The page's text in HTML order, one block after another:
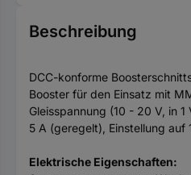
Beschreibung
DCC-konforme
Booster für den Einsatz mit
Gleisspannung (10 - 20 V, in
5 A (geregelt), Einstellung
Elektrische Eigenschaften: